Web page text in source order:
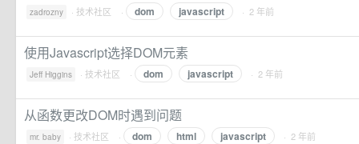
zadrozny · 技术社区 · dom javascript · 2 年前
使用Javascript选择DOM元素
Jeff Higgins · 技术社区 · dom javascript · 2 年前
从函数更改DOM时遇到问题
mr. baby · 技术社区 · dom html javascript · 2 年前